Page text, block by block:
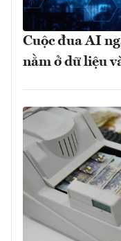
Cuộc đua AI
nằm ở dữ liệu